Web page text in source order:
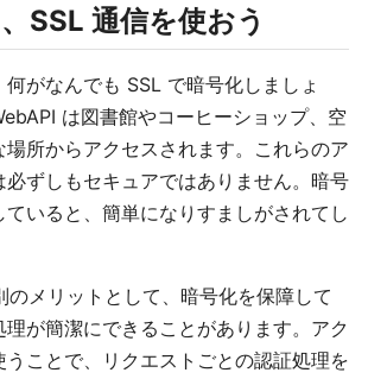
SSL 通信を使おう
がなんでも SSL で暗号化しましょ
は図書館やコーヒーショップ、空
所からアクセスされます。これらのア
必ずしもセキュアではありません。暗号
いると、簡単になりすましがされてし
のメリットとして、暗号化を保障して
が簡潔にできることがあります。アク
うことで、リクエストごとの認証処理を